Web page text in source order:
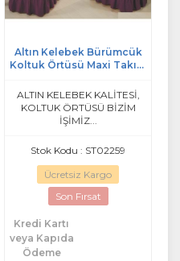
Altın Kelebek Bürümcük
Koltuk Örtüsü Maxi Takım
ALTIN KELEBEK KALİTESİ,
KOLTUK ÖRTÜSÜ BİZİM
İŞİMİZ...
Stok Kodu : ST02259
Ücretsiz Kargo
Son Fırsat
Kredi Kartı
veya Kapıda
Ödeme